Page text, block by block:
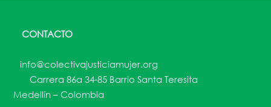
CONTACTO
info@colectivajusticiamujer.org
Carrera 86a 34-85 Barrio Santa Teresita
Medellín – Colombia